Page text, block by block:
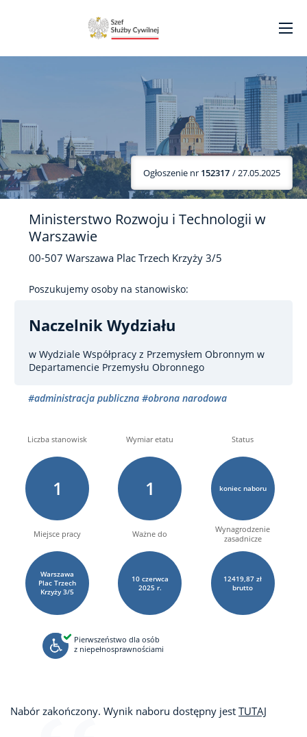
Ogłoszenie nr 152317 / 27.05.2025
Ministerstwo Rozwoju i Technologii w
Warszawie
00-507 Warszawa Plac Trzech Krzyży 3/5
Poszukujemy osoby na stanowisko:
Naczelnik Wydziału
w Wydziale Współpracy z Przemysłem Obronnym w
Departamencie Przemysłu Obronnego
#administracja publiczna #obrona narodowa
Liczba stanowisk
1
Wymiar etatu
1
Status
koniec naboru
Miejsce pracy
Warszawa
Plac Trzech
Krzyży 3/5
Ważne do
10 czerwca
2025 r.
Wynagrodzenie
zasadnicze
12419,87 zł
brutto
Pierwszeństwo dla osób
z niepełnosprawnościami
Nabór zakończony. Wynik naboru dostępny jest TUTAJ